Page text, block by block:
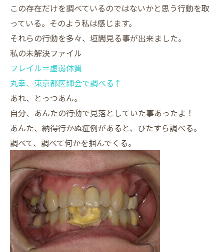
この存在だけを調べているのではないかと思う行動を取
っている。そのよう私は感じます。
それらの行動を多々、垣間見る事が出来ました。
私の未解決ファイル
フレイル＝虚弱体質
丸幸、東京都医師会で調べる↑
あれ、とっつあん。
自分、あんたの行動で見落としていた事あったよ！
あんた、納得行かぬ症例があると、ひたすら調べる。
調べて、調べて何かを掴んでくる。